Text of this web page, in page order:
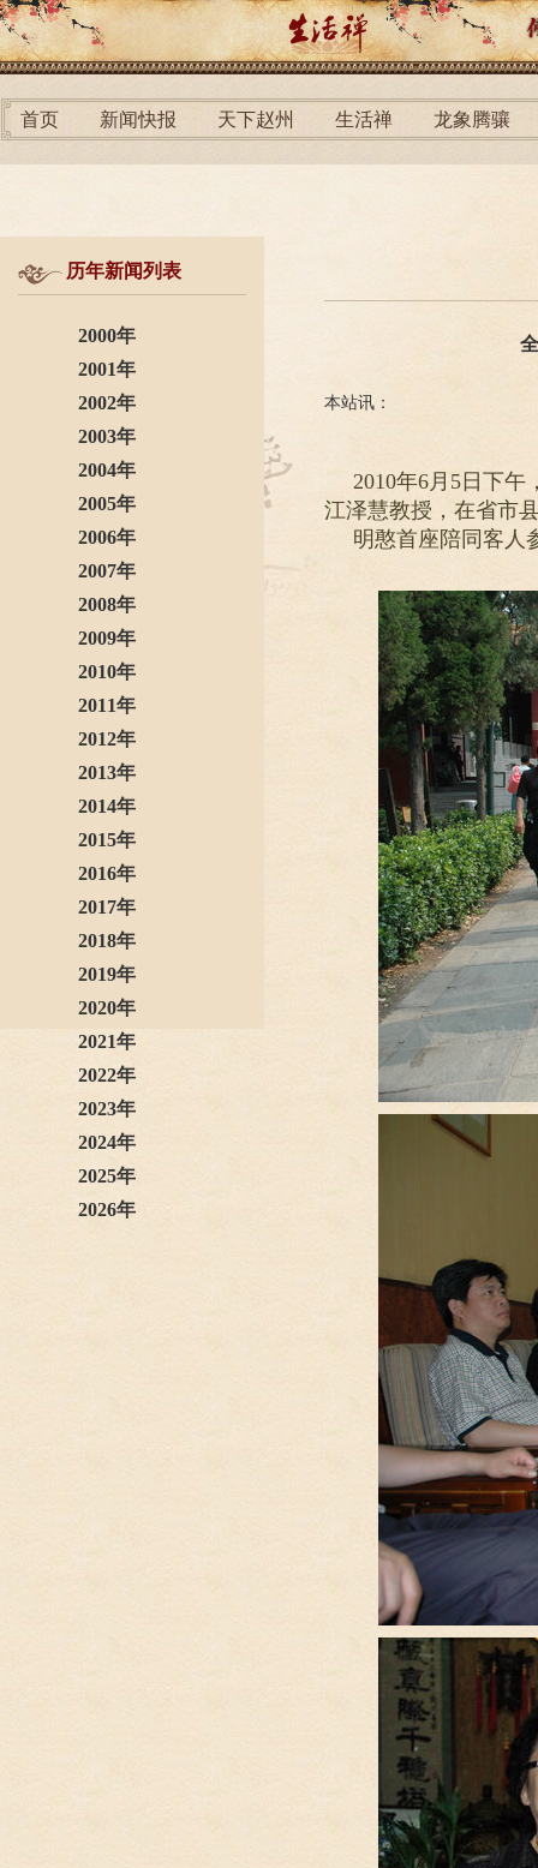
首页 新闻快报 天下赵州 生活禅 龙象腾骧
历年新闻列表
2000年
2001年
2002年
2003年
2004年
2005年
2006年
2007年
2008年
2009年
2010年
2011年
2012年
2013年
2014年
2015年
2016年
2017年
2018年
2019年
2020年
2021年
2022年
2023年
2024年
2025年
2026年
本站讯：
2010年6月5日下
江泽慧教授，在省市
明憨首座陪同客人